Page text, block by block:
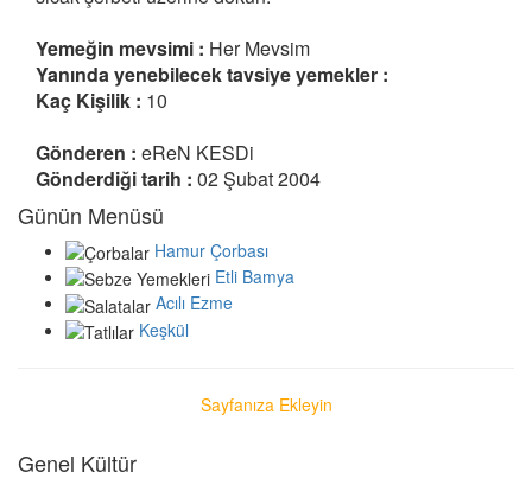
Yemeğin mevsimi : Her Mevsim
Yanında yenebilecek tavsiye yemekler :
Kaç Kişilik : 10
Gönderen : eReN KESDi
Gönderdiği tarih : 02 Şubat 2004
Günün Menüsü
Hamur Çorbası
Etli Bamya
Acılı Ezme
Keşkül
Sayfanıza Ekleyin
Genel Kültür